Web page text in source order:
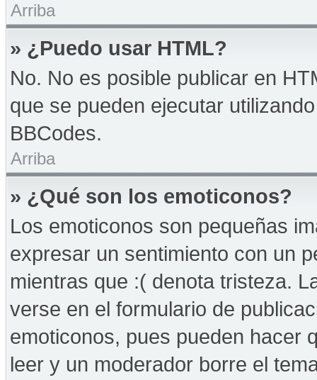
Arriba
» ¿Puedo usar HTML?
No. No es posible publicar en
que se pueden ejecutar
BBCodes.
Arriba
» ¿Qué son los emoticonos?
Los emoticonos son pequeñas
expresar un sentimiento con un
mientras que :( denota tristeza.
verse en el formulario de
emoticonos, pues pueden hacer
leer y un moderador borre el